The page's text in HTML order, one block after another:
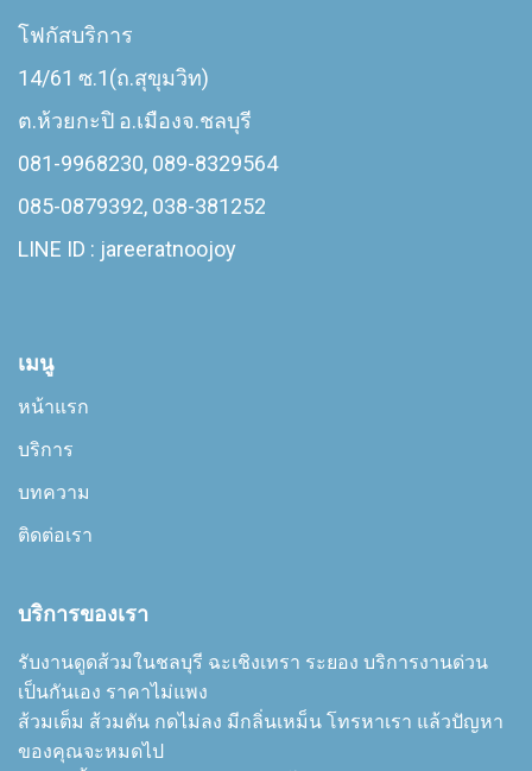
โฟกัสบริการ
14/61 ซ.1(ถ.สุขุมวิท)
ต.ห้วยกะปิ อ.เมืองจ.ชลบุรี
081-9968230, 089-8329564
085-0879392, 038-381252
LINE ID : jareeratnoojoy
เมนู
หน้าแรก
บริการ
บทความ
ติดต่อเรา
บริการของเรา
รับงานดูดส้วมในชลบุรี ฉะเชิงเทรา ระยอง บริการงานด่วน
เป็นกันเอง ราคาไม่แพง
ส้วมเต็ม ส้วมตัน กดไม่ลง มีกลิ่นเหม็น โทรหาเรา แล้วปัญหา
ของคุณจะหมดไป